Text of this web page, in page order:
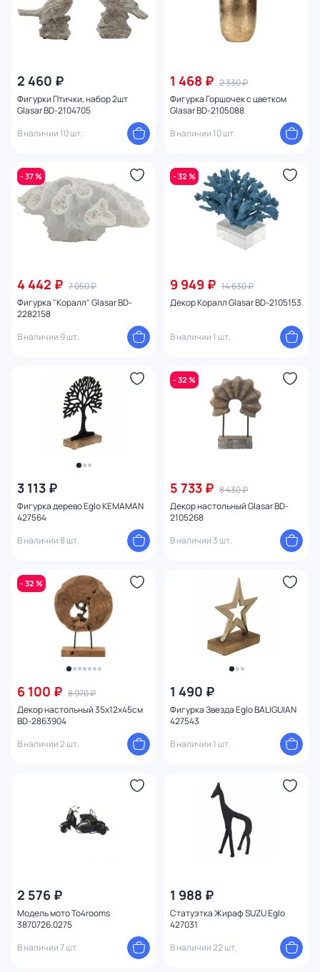
2 460 ₽
Фигурки Птички, набор 2шт
Glasar BD-2104705
В наличии 10 шт.
1 468 ₽ 2 330 ₽
Фигурка Горшочек с цветком
Glasar BD-2105088
В наличии 10 шт.
- 37 %
4 442 ₽ 7 050 ₽
Фигурка "Коралл" Glasar BD-
2282158
В наличии 9 шт.
- 32 %
9 949 ₽ 14 630 ₽
Декор Коралл Glasar BD-2105153
В наличии 1 шт.
3 113 ₽
Фигурка дерево Eglo KEMAMAN
427564
В наличии 8 шт.
- 32 %
5 733 ₽ 8 430 ₽
Декор настольный Glasar BD-
2105268
В наличии 3 шт.
- 32 %
6 100 ₽ 8 970 ₽
Декор настольный 35х12х45см
BD-2863904
В наличии 2 шт.
1 490 ₽
Фигурка Звезда Eglo BALIGUIAN
427543
В наличии 1 шт.
2 576 ₽
Модель мото To4rooms
3870726.0275
В наличии 7 шт.
1 988 ₽
Статуэтка Жираф SUZU Eglo
427031
В наличии 22 шт.